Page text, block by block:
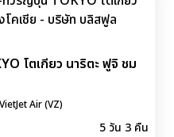
โตเกียว นาริตะ ฟูจิ ชม
VietJet Air (VZ)
5 วัน 3 คืน